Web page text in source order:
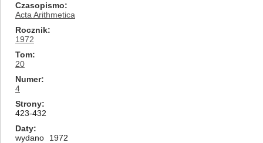
Czasopismo
Acta Arithmetica
Rocznik
1972
Tom
20
Numer
4
Strony
423-432
Daty
wydano
1972